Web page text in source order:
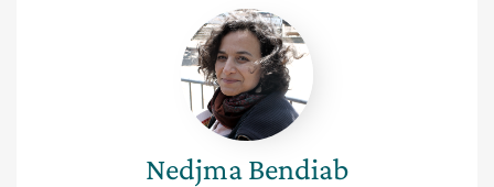
Nedjma
Bendiab
NedjmaBendiab